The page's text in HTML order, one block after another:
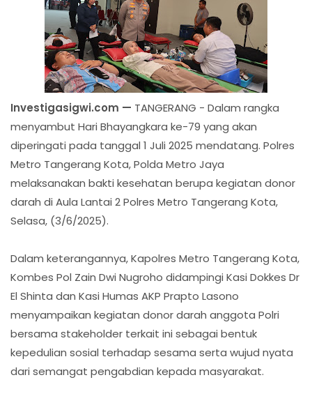
Investigasigwi.com — TANGERANG - Dalam rangka
menyambut Hari Bhayangkara ke-79 yang akan
diperingati pada tanggal 1 Juli 2025 mendatang. Polres
Metro Tangerang Kota, Polda Metro Jaya
melaksanakan bakti kesehatan berupa kegiatan donor
darah di Aula Lantai 2 Polres Metro Tangerang Kota,
Selasa, (3/6/2025).
Dalam keterangannya, Kapolres Metro Tangerang Kota,
Kombes Pol Zain Dwi Nugroho didampingi Kasi Dokkes Dr
El Shinta dan Kasi Humas AKP Prapto Lasono
menyampaikan kegiatan donor darah anggota Polri
bersama stakeholder terkait ini sebagai bentuk
kepedulian sosial terhadap sesama serta wujud nyata
dari semangat pengabdian kepada masyarakat.